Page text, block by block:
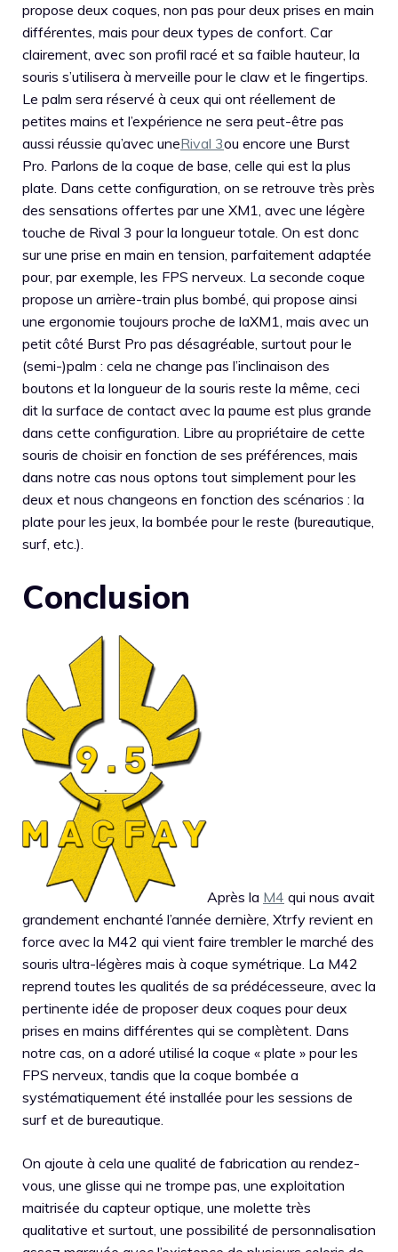
propose deux coques, non pas pour deux prises en main
différentes, mais pour deux types de confort. Car
clairement, avec son profil racé et sa faible hauteur, la
souris s’utilisera à merveille pour le claw et le fingertips.
Le palm sera réservé à ceux qui ont réellement de
petites mains et l’expérience ne sera peut-être pas
aussi réussie qu’avec uneRival 3ou encore une Burst
Pro. Parlons de la coque de base, celle qui est la plus
plate. Dans cette configuration, on se retrouve très près
des sensations offertes par une XM1, avec une légère
touche de Rival 3 pour la longueur totale. On est donc
sur une prise en main en tension, parfaitement adaptée
pour, par exemple, les FPS nerveux. La seconde coque
propose un arrière-train plus bombé, qui propose ainsi
une ergonomie toujours proche de laXM1, mais avec un
petit côté Burst Pro pas désagréable, surtout pour le
(semi-)palm : cela ne change pas l’inclinaison des
boutons et la longueur de la souris reste la même, ceci
dit la surface de contact avec la paume est plus grande
dans cette configuration. Libre au propriétaire de cette
souris de choisir en fonction de ses préférences, mais
dans notre cas nous optons tout simplement pour les
deux et nous changeons en fonction des scénarios : la
plate pour les jeux, la bombée pour le reste (bureautique,
surf, etc.).
Conclusion
Après la M4 qui nous avait
grandement enchanté l’année dernière, Xtrfy revient en
force avec la M42 qui vient faire trembler le marché des
souris ultra-légères mais à coque symétrique. La M42
reprend toutes les qualités de sa prédécesseure, avec la
pertinente idée de proposer deux coques pour deux
prises en mains différentes qui se complètent. Dans
notre cas, on a adoré utilisé la coque « plate » pour les
FPS nerveux, tandis que la coque bombée a
systématiquement été installée pour les sessions de
surf et de bureautique.
On ajoute à cela une qualité de fabrication au rendez-
vous, une glisse qui ne trompe pas, une exploitation
maitrisée du capteur optique, une molette très
qualitative et surtout, une possibilité de personnalisation